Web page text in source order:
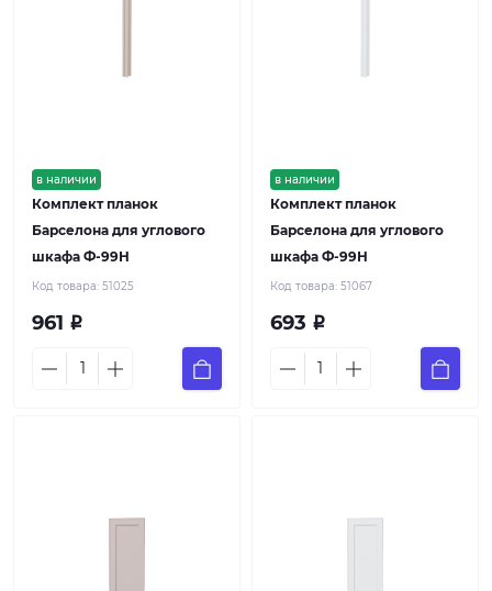
в наличии
Комплект планок
Барселона для углового
шкафа Ф-99Н
Код товара: 51025
961 Р
в наличии
Комплект планок
Барселона для углового
шкафа Ф-99Н
Код товара: 51067
693 Р